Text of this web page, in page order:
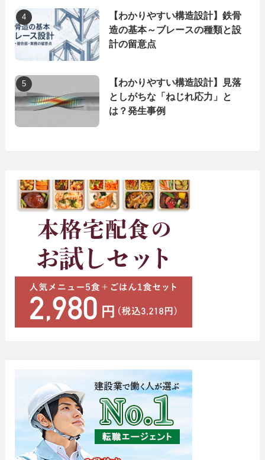
【わかりやすい構造設計】鉄骨
造の基本～ブレースの種類と設
計の留意点
【わかりやすい構造設計】見落
としがちな「ねじれ応力」と
は？発生事例